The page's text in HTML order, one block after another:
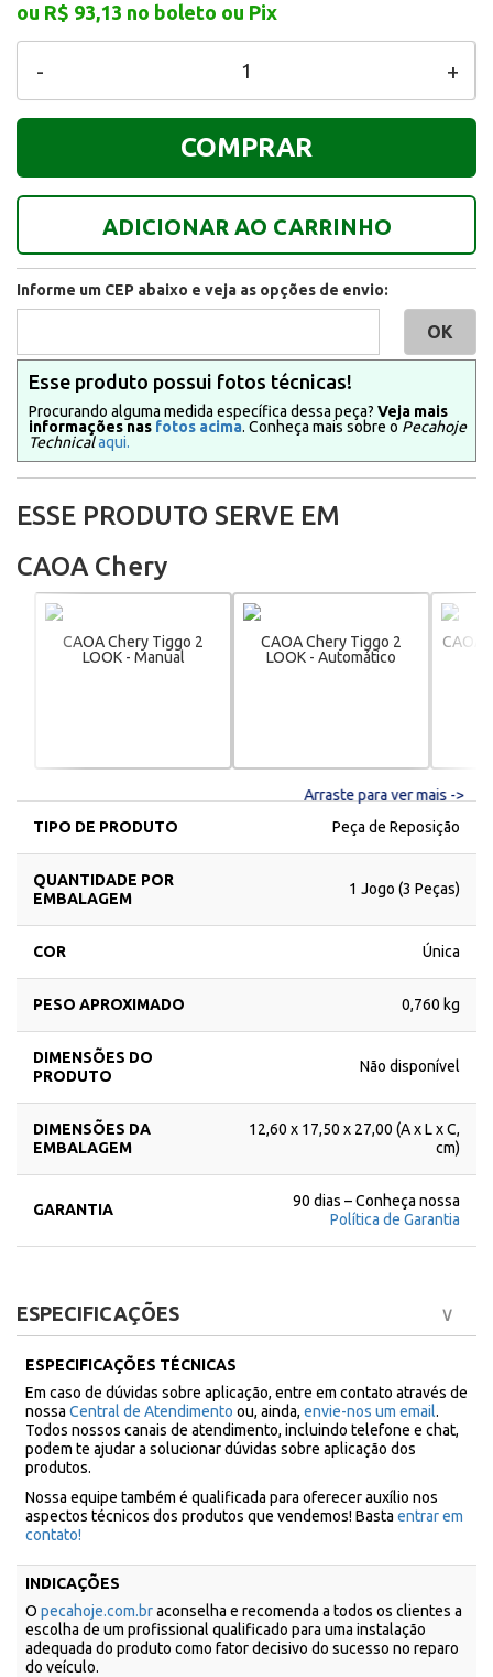
ou R$ 93,13 no boleto ou Pix
+
-
ADICIONAR AO CARRINHO
COMPRAR
Informe um CEP abaixo e veja as opções de envio:
Esse produto possui fotos técnicas!
Procurando alguma medida específica dessa peça? Veja mais
informações nas fotos acima. Conheça mais sobre o Pecahoje
Technicalaqui.
ESSE PRODUTO SERVE EM
CAOA Chery
CAOA Chery Tiggo 2
LOOK - Manual
CAOA Chery Tiggo 2
LOOK - Automático
CAOA
Arraste para ver mais ->
TIPO DE PRODUTO
Peça de Reposição
QUANTIDADE POR
EMBALAGEM
1 Jogo (3 Peças)
COR Única
PESO APROXIMADO 0,760 kg
DIMENSÕES DO
PRODUTO
Não disponível
DIMENSÕES DA
EMBALAGEM
12,60 x 17,50 x 27,00 (A x L x C,
cm)
GARANTIA
90 dias – Conheça nossa
Política de Garantia
ESPECIFICAÇÕES
ESPECIFICAÇÕES TÉCNICAS
Em caso de dúvidas sobre aplicação, entre em contato através de
nossa Central de Atendimento ou, ainda, envie-nos um email.
Todos nossos canais de atendimento, incluindo telefone e chat,
podem te ajudar a solucionar dúvidas sobre aplicação dos
produtos.
Nossa equipe também é qualificada para oferecer auxílio nos
aspectos técnicos dos produtos que vendemos! Basta entrar em
contato!
INDICAÇÕES
O pecahoje.com.braconselha e recomenda a todos os clientes a
escolha de um profissional qualificado para uma instalação
adequada do produto como fator decisivo do sucesso no reparo
do veículo.